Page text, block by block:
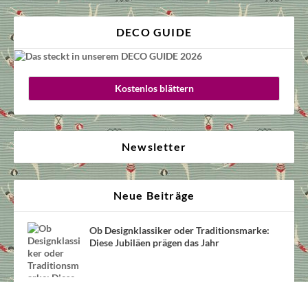
DECO GUIDE
Kostenlos blättern
Newsletter
Neue Beiträge
Ob Designklassiker oder Traditionsmarke:
Diese Jubiläen prägen das Jahr